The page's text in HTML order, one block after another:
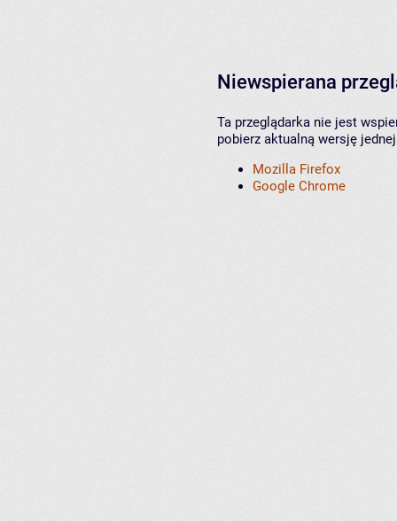
Niewspierana
Ta przeglądarka nie jest
pobierz aktualną wersję
Mozilla Firefox
Google Chrome